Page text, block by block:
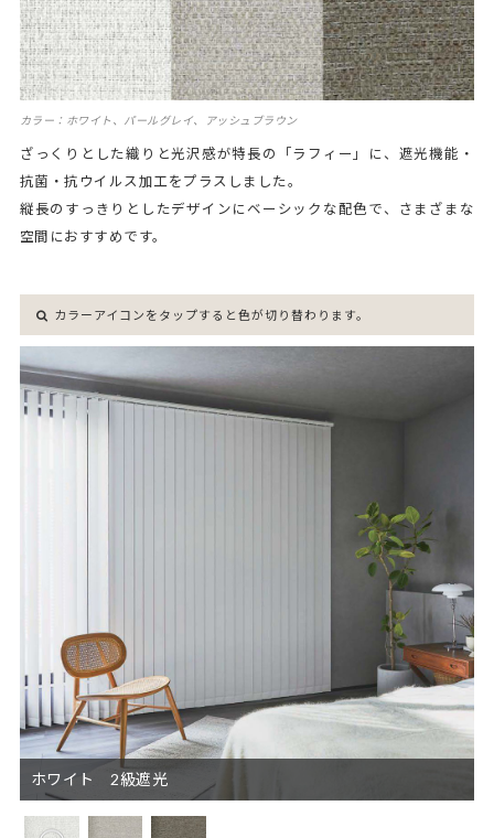
カラー：ホワイト、パールグレイ、アッシュブラウン
ざっくりとした織りと光沢感が特長の「ラフィー」に、遮光機能・
抗菌・抗ウイルス加工をプラスしました。
縦長のすっきりとしたデザインにベーシックな配色で、さまざまな
空間におすすめです。
カラーアイコンをタップすると色が切り替わります。
ホワイト 2級遮光